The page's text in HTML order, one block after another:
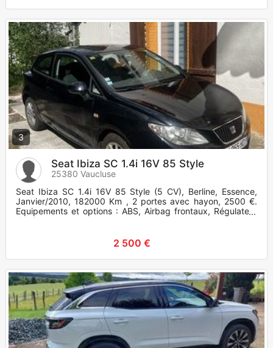
3
Seat Ibiza SC 1.4i 16V 85 Style
25380 Vaucluse
Seat Ibiza SC 1.4i 16V 85 Style (5 CV), Berline, Essence,
Janvier/2010, 182000 Km , 2 portes avec hayon, 2500 €.
Equipements et options : ABS, Airbag frontaux, Régulateur
de vites
2 500 €